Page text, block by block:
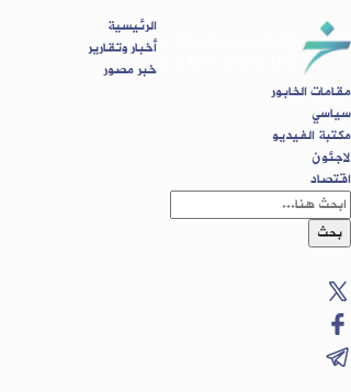
الرئيسية
أخبار وتقارير
خبر مصور
مقامات الخابور
سياسي
مكتبة الفيديو
لاجئون
اقتصاد
بحث